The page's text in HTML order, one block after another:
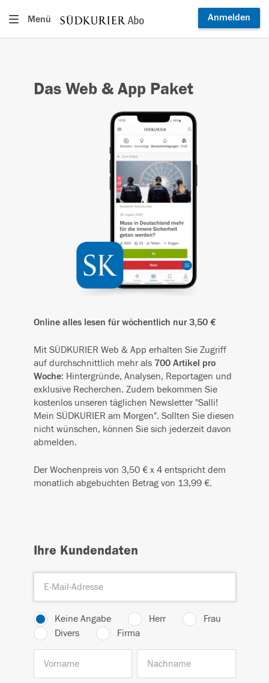
Menü Anmelden
Das Web & App Paket
Online alles lesen für wöchentlich nur 3,50 €
Mit SÜDKURIER Web & App erhalten Sie Zugriff
auf durchschnittlich mehr als 700 Artikel pro
Woche: Hintergründe, Analysen, Reportagen und
exklusive Recherchen. Zudem bekommen Sie
kostenlos unseren täglichen Newsletter "Salli!
Mein SÜDKURIER am Morgen". Sollten Sie diesen
nicht wünschen, können Sie sich jederzeit davon
abmelden.
Der Wochenpreis von 3,50 € x 4 entspricht dem
monatlich abgebuchten Betrag von 13,99 €.
Ihre Kundendaten
Keine Angabe Herr
Frau
Divers
Firma